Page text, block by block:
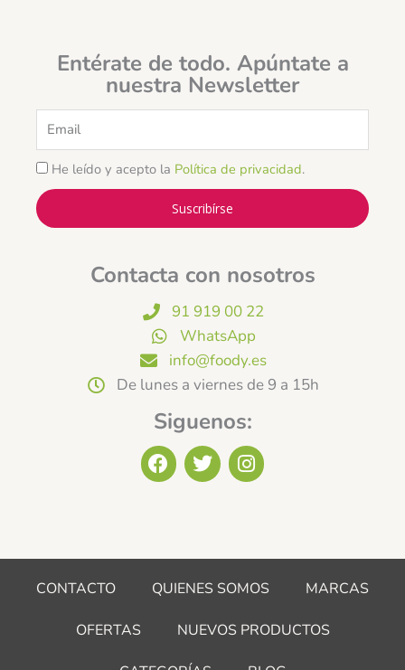
Entérate de todo. Apúntate a
nuestra Newsletter
He leído y acepto la Política de privacidad.
Suscribírse
Contacta con nosotros
91 919 00 22
WhatsApp
info@foody.es
De lunes a viernes de 9 a 15h
Siguenos:
F
a
o
k
T
w
e
I
n
g
a
CONTACTO QUIENES SOMOS MARCAS
OFERTAS NUEVOS PRODUCTOS